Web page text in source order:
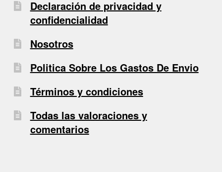
Declaración de privacidad y
confidencialidad
Nosotros
Politica Sobre Los Gastos De Envio
Términos y condiciones
Todas las valoraciones y
comentarios